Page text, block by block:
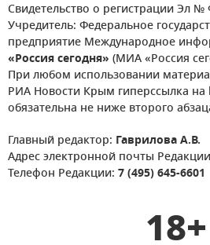
Свидетельство о регистрации Эл №
Учредитель: Федеральное
предприятие Международное
«Россия сегодня» (МИА «Россия
При любом использовании
РИА Новости Крым гиперссылка
обязательна не ниже второго
Главный редактор: Гаврилова А.В.
Адрес электронной почты
Телефон Редакции: 7 (495) 645-6601
18+